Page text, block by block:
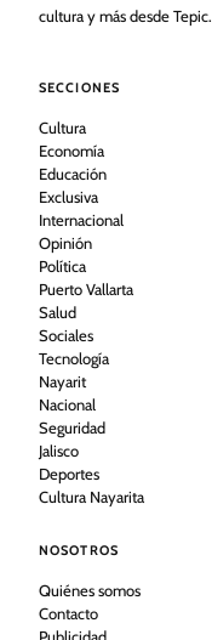
cultura y más desde Tepic.
SECCIONES
Cultura
Economía
Educación
Exclusiva
Internacional
Opinión
Política
Puerto Vallarta
Salud
Sociales
Tecnología
Nayarit
Nacional
Seguridad
Jalisco
Deportes
Cultura Nayarita
NOSOTROS
Quiénes somos
Contacto